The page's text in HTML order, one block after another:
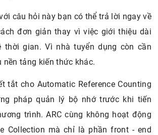
câu hỏi này bạn có thể trả lời ngay về
đơn giản thay vì việc giới thiệu dài
thời gian. Vì nhà tuyển dụng còn cần
nền tảng kiến thức khác.
tắt cho Automatic Reference Counting
pháp quản lý bộ nhớ trước khi tiến
trình. ARC cùng không hoạt động
Collection mà chỉ là phần front - end